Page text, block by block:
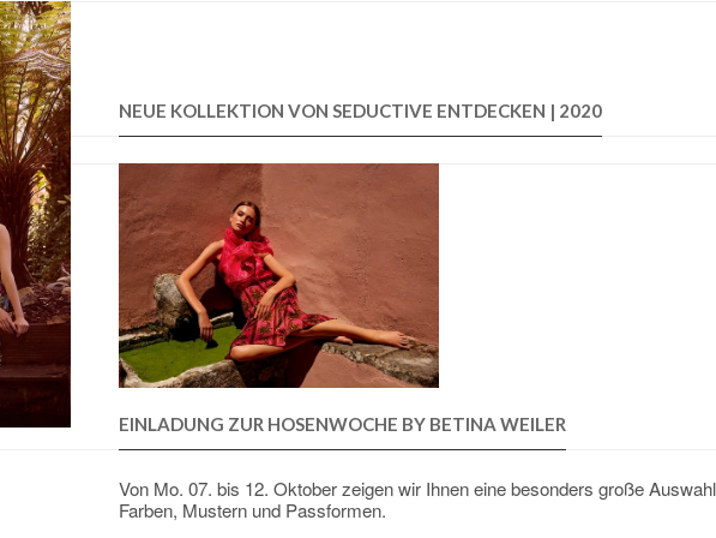
NEUE KOLLEKTION VON SEDUCTIVE ENTDECKEN | 2020
EINLADUNG ZUR HOSENWOCHE BY BETINA WEILER
Von Mo. 07. bis 12. Oktober zeigen wir Ihnen eine besonders große
Farben, Mustern und Passformen.